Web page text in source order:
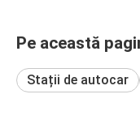
Pe această
Stații de autocar